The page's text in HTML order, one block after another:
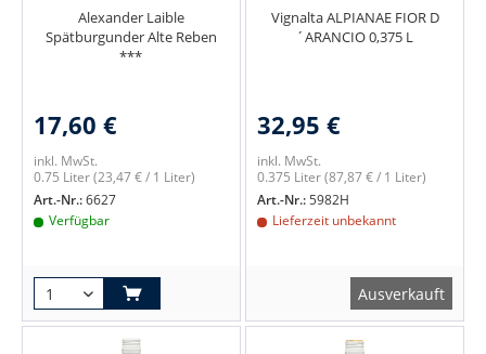
Alexander Laible
Spätburgunder Alte Reben
***
17,60 €
inkl. MwSt.
0.75 Liter(23,47 € / 1 Liter)
Art.-Nr.:6627
Verfügbar
Vignalta ALPIANAE FIOR D
´ARANCIO 0,375 L
32,95 €
inkl. MwSt.
0.375 Liter(87,87 € / 1 Liter)
Art.-Nr.:5982H
Lieferzeit unbekannt
Ausverkauft